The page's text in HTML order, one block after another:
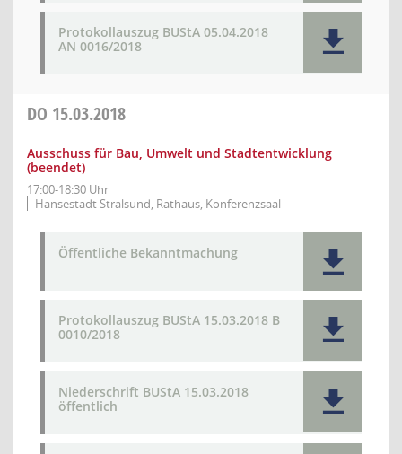
Protokollauszug BUStA 05.04.2018
AN 0016/2018
DO 15.03.2018
Ausschuss für Bau, Umwelt und Stadtentwicklung
(beendet)
17:00-18:30 Uhr
Hansestadt Stralsund, Rathaus, Konferenzsaal
Öffentliche Bekanntmachung
Protokollauszug BUStA 15.03.2018 B
0010/2018
Niederschrift BUStA 15.03.2018
öffentlich